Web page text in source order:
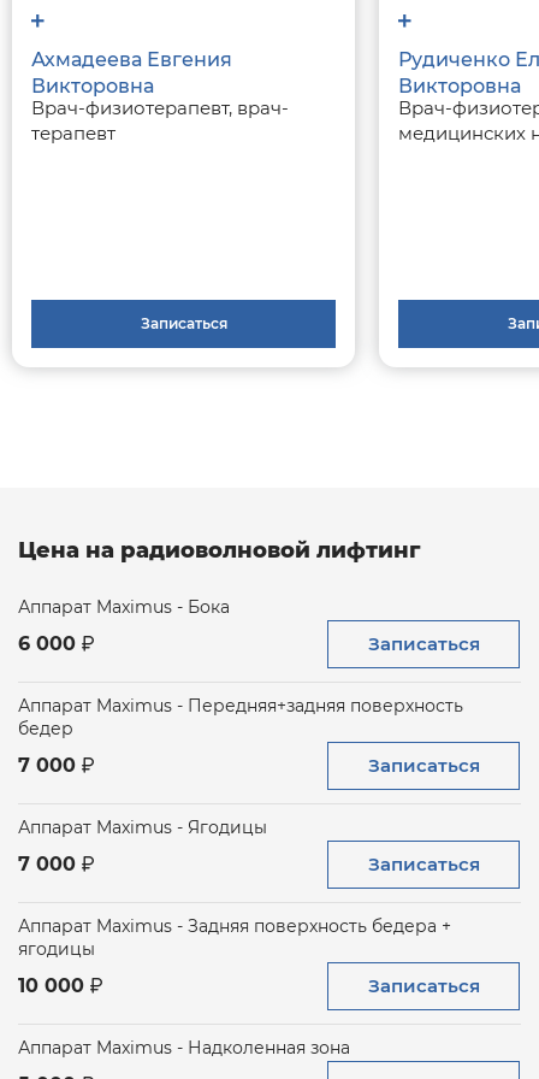
Ахмадеева Евгения
Викторовна
Врач-физиотерапевт, врач-
терапевт
Записаться
Рудиченко
Викторовна
Врач-
медицинских
Цена на радиоволновой лифтинг
Аппарат Maximus - Бока
6 000 Записаться
Аппарат Maximus - Передняя+задняя поверхность
бедер
7 000 Записаться
Аппарат Maximus - Ягодицы
7 000 Записаться
Аппарат Maximus - Задняя поверхность бедера +
ягодицы
10 000 Записаться
Аппарат Maximus - Надколенная зона